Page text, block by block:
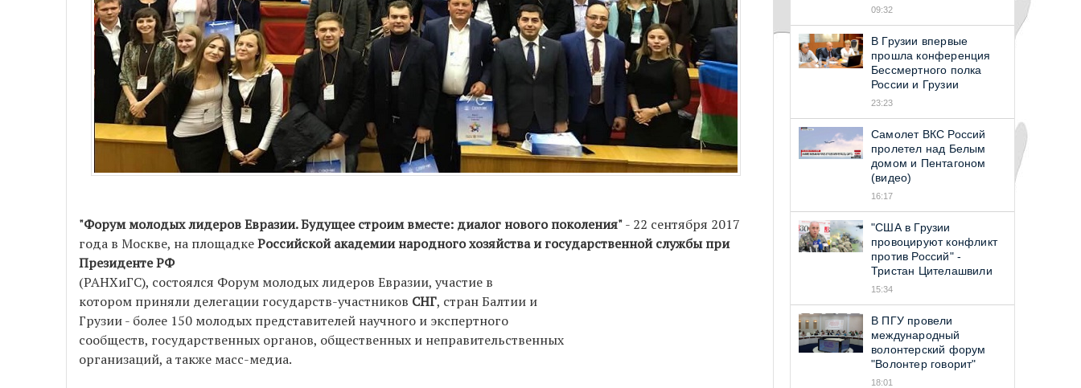
"Форум молодых лидеров Евразии. Будущее строим вместе: диалог нового поколения"- 22 сентября 2017
года в Москве, на площадкеРоссийской академии народного хозяйства и государственной службы при
Президенте РФ
(РАНХиГС), состоялся Форум молодых лидеров Евразии, участие в
котором приняли делегации государств-участников СНГ, стран Балтии и
Грузии - более 150 молодых представителей научного и экспертного
сообществ, государственных органов, общественных и неправительственных
организаций, а также масс-медиа.
09:32
В Грузии впервые
прошла конференция
Бессмертного полка
России и Грузии
23:23
Самолет ВКС Россий
пролетел над Белым
домом и Пентагоном
(видео)
16:17
"США в Грузии
провоцируют конфликт
против Россий" -
Тристан Цителашвили
15:34
В ПГУ провели
международный
волонтерский форум
"Волонтер говорит"
18:01